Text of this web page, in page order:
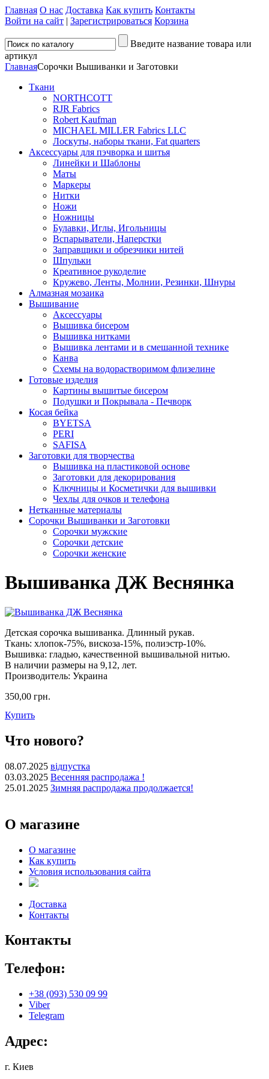
Главная О нас Доставка Как купить Контакты
Войти на сайт | Зарегистрироваться Корзина
Введите название товара или
артикул
ГлавнаяСорочки Вышиванки и Заготовки
Ткани
NORTHCOTT
RJR Fabrics
Robert Kaufman
MICHAEL MILLER Fabrics LLC
Лоскуты, наборы ткани, Fat quarters
Аксессуары для пэчворка и шитья
Линейки и Шаблоны
Маты
Маркеры
Нитки
Ножи
Ножницы
Булавки, Иглы, Игольницы
Вспарыватели, Наперстки
Заправщики и обрезчики нитей
Шпульки
Креативное рукоделие
Кружево, Ленты, Молнии, Резинки, Шнуры
Алмазная мозаика
Вышивание
Аксессуары
Вышивка бисером
Вышивка нитками
Вышивка лентами и в смешанной технике
Канва
Схемы на водорастворимом флизелине
Готовые изделия
Картины вышитые бисером
Подушки и Покрывала - Печворк
Косая бейка
BYETSA
PERI
SAFISA
Заготовки для творчества
Вышивка на пластиковой основе
Заготовки для декорирования
Ключницы и Косметички для вышивки
Чехлы для очков и телефона
Нетканные материалы
Сорочки Вышиванки и Заготовки
Cорочки мужские
Сорочки детские
Сорочки женские
Вышиванка ДЖ Веснянка
Детская сорочка вышиванка. Длинный рукав.
Ткань: хлопок-75%, вискоза-15%, полиэстр-10%.
Вышивка: гладью, качественной вышивальной нитью.
В наличии размеры на 9,12, лет.
Производитель: Украина
350,00 грн.
Купить
Что нового?
08.07.2025 відпустка
03.03.2025 Весенняя распродажа !
25.01.2025 Зимняя распродажа продолжается!
О магазине
О магазине
Как купить
Условия использования сайта
Доставка
Контакты
Контакты
Телефон:
+38 (093) 530 09 99
Viber
Telegram
Адрес:
г. Киев